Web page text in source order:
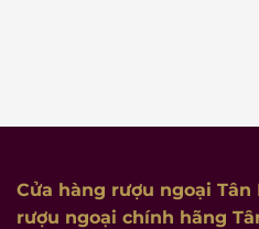
Cửa hàng rượu ngoại Tân
rượu ngoại chính hãng